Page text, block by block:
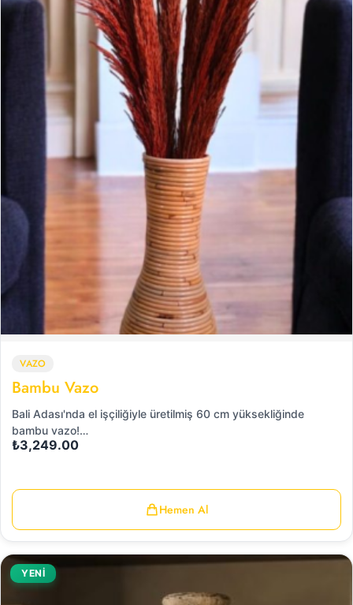
VAZO
Bambu Vazo
Bali Adası'nda el işçiliğiyle üretilmiş 60 cm yüksekliğinde
bambu vazo!…
₺3,249.00
Hemen Al
YENİ